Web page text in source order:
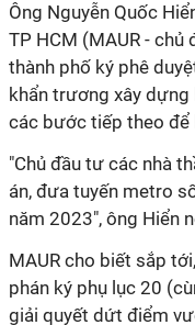
Ông Nguyễn Quốc
TP HCM (MAUR -
thành phố ký phê
khẩn trương xây
các bước tiếp theo để
"Chủ đầu tư các nhà
án, đưa tuyến metro
năm 2023", ông Hiển
MAUR cho biết sắp
phán ký phụ lục 20
giải quyết dứt điểm